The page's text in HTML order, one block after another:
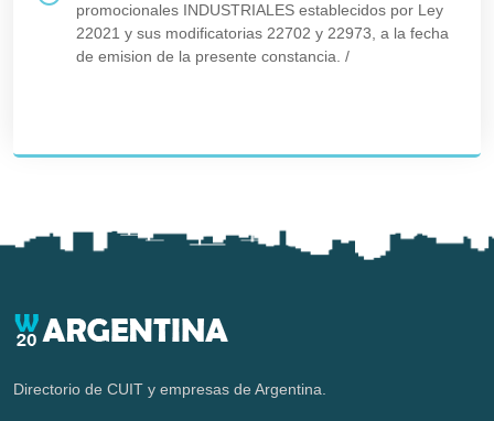
promocionales INDUSTRIALES establecidos por Ley
22021 y sus modificatorias 22702 y 22973, a la fecha
de emision de la presente constancia. /
Directorio de CUIT y empresas de Argentina.